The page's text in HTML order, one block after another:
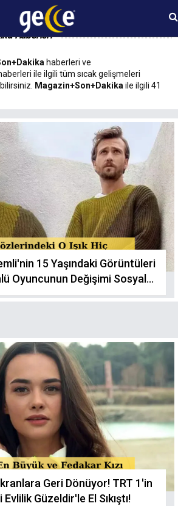
Cumartesi 21:07
Haberleri
haberleri ve
ile ilgili tüm sıcak gelişmeleri
Magazin+Son+Dakika ile ilgili 41
15 Yaşındaki Görüntüleri
Oyuncunun Değişimi Sosyal
Medyayı Salladı
Geri Dönüyor! TRT 1'in
Güzeldir'le El Sıkıştı!